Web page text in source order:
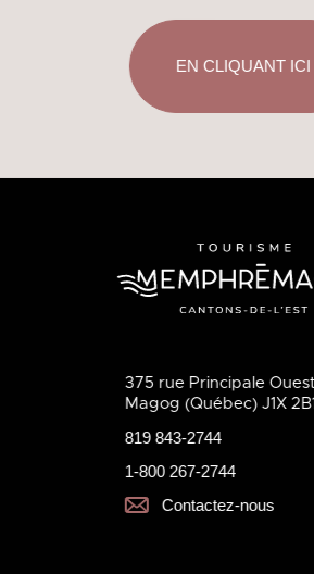
EN CLIQUANT ICI
375 rue Principale
Magog (Québec) J1X 2B1
819 843-2744
1-800 267-2744
Contactez-nous